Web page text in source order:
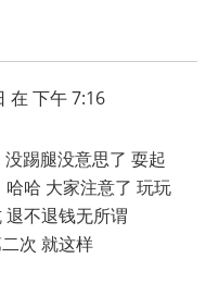
在 下午 7:16
踢腿没意思了 耍起
哈 大家注意了 玩玩
不退钱无所谓
次 就这样